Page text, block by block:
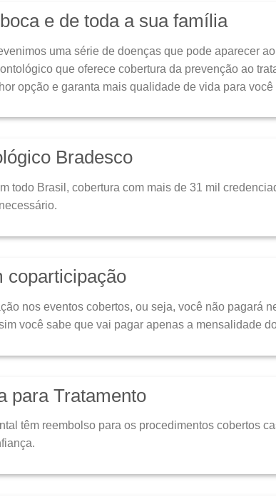
e de toda a sua família
uma série de doenças que pode aparecer
que oferece cobertura da prevenção ao
opção e garanta mais qualidade de vida para você
Bradesco
todo Brasil, cobertura com mais de 31 mil
coparticipação
nos eventos cobertos, ou seja, você não pagará
você sabe que vai pagar apenas a mensalidade
para Tratamento
têm reembolso para os procedimentos cobertos